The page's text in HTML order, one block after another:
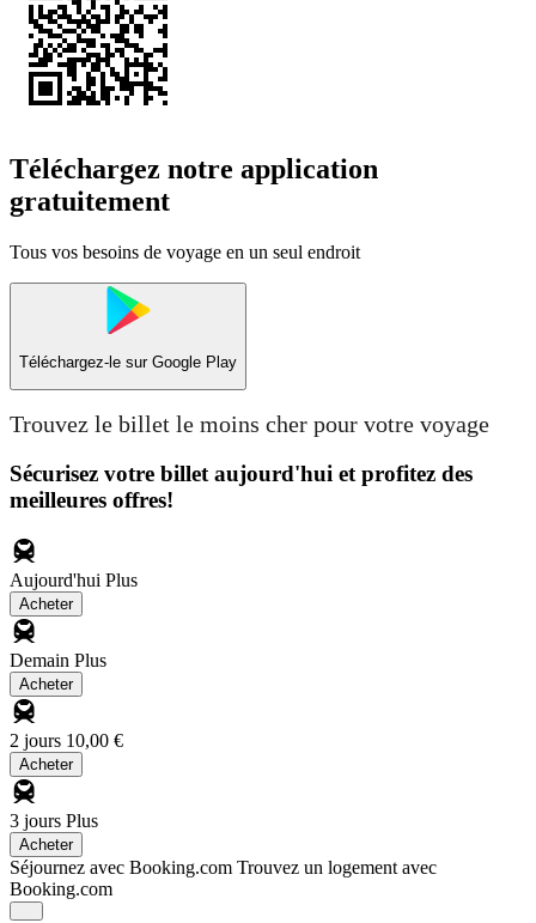
Téléchargez notre application
gratuitement
Tous vos besoins de voyage en un seul endroit
Téléchargez-le sur Google Play
Trouvez le billet le moins cher pour votre voyage
Sécurisez votre billet aujourd'hui et profitez des
meilleures offres!
Aujourd'hui Plus
Acheter
Demain Plus
Acheter
2 jours 10,00 €
Acheter
3 jours Plus
Acheter
Séjournez avec Booking.com Trouvez un logement avec
Booking.com